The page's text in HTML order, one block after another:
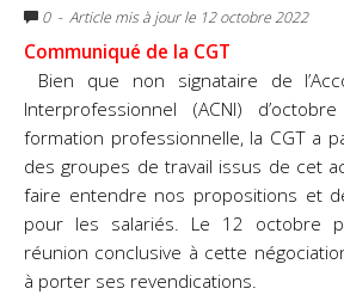
0 - Article mis à jour le 12 octobre 2022
Communiqué de la CGT
Bien que non signataire de
Interprofessionnel (ACNI)
formation professionnelle, la CGT a
des groupes de travail issus de cet
faire entendre nos propositions et
pour les salariés. Le 12 octobre
réunion conclusive à cette
à porter ses revendications.